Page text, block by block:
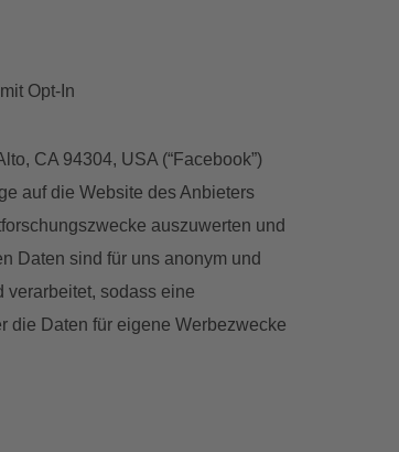
Opt-In
CA 94304, USA (“Facebook”)
auf die Website des Anbieters
auszuwerten und
Daten sind für uns anonym und
verarbeitet, sodass eine
die Daten für eigene Werbezwecke